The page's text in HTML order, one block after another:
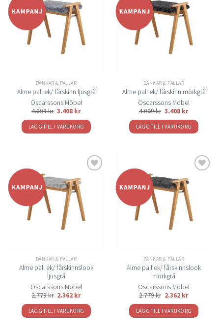
önskelistan
BÄNKAR & PALLAR
Alme pall ek/ fårskinn ljusgrå
Oscarssons Möbel
4.009kr 3.408 kr
LÄGG TILL I VARUKORG
önskelistan
BÄNKAR & PALLAR
Alme pall ek/ fårskinn mörkgrå
Oscarssons Möbel
4.009kr 3.408 kr
LÄGG TILL I VARUKORG
önskelistan
BÄNKAR & PALLAR
Alme pall ek/ fårskinnslook
ljusgrå
Oscarssons Möbel
2.779kr 2.362 kr
LÄGG TILL I VARUKORG
önskelistan
BÄNKAR & PALLAR
Alme pall ek/ fårskinnslook
mörkgrå
Oscarssons Möbel
2.779kr 2.362 kr
LÄGG TILL I VARUKORG